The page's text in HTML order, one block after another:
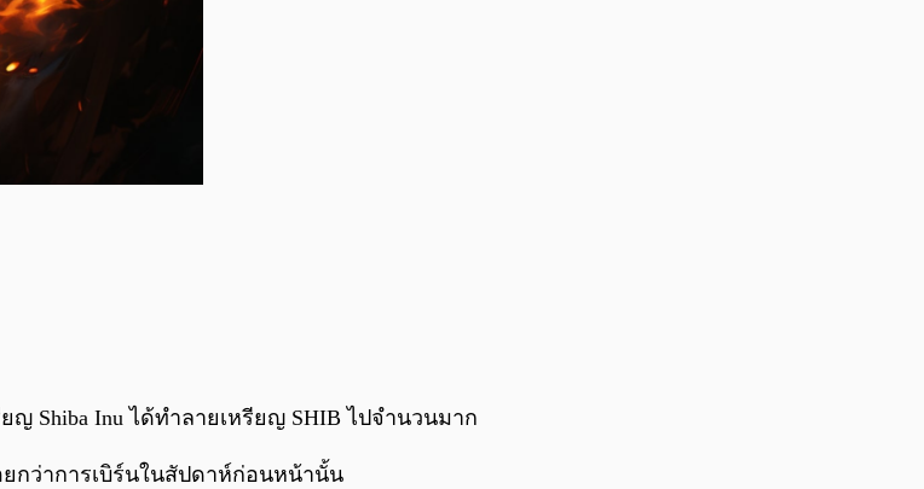
Shiba Inu ได้ทำลายเหรียญ SHIB ไปจำนวนมาก
ยกว่าการเบิร์นในสัปดาห์ก่อนหน้านั้น